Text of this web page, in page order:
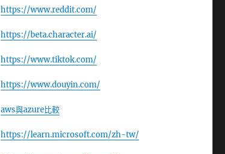
https://www.reddit.com/
https://beta.character.ai/
https://www.tiktok.com/
https://www.douyin.com/
aws與azure比較
https://learn.microsoft.com/zh-tw/